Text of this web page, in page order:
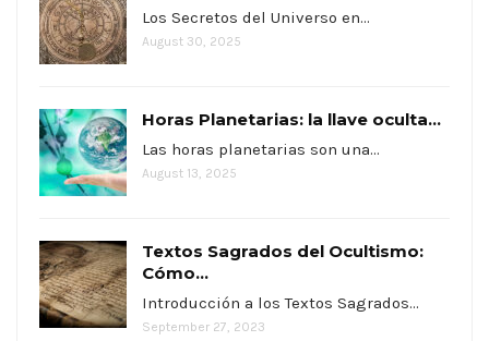
Los Secretos del Universo en…
August 30, 2025
Horas Planetarias: la llave oculta...
Las horas planetarias son una…
August 13, 2025
Textos Sagrados del Ocultismo:
Cómo...
Introducción a los Textos Sagrados…
September 27, 2023